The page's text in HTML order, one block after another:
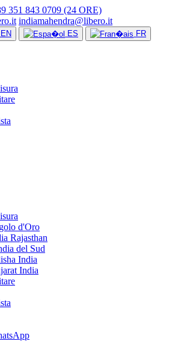
351 843 0709 (24 ORE)
indiamahendra@libero.it
EN ES FR
d'Oro
Rajasthan
del Sud
India
India